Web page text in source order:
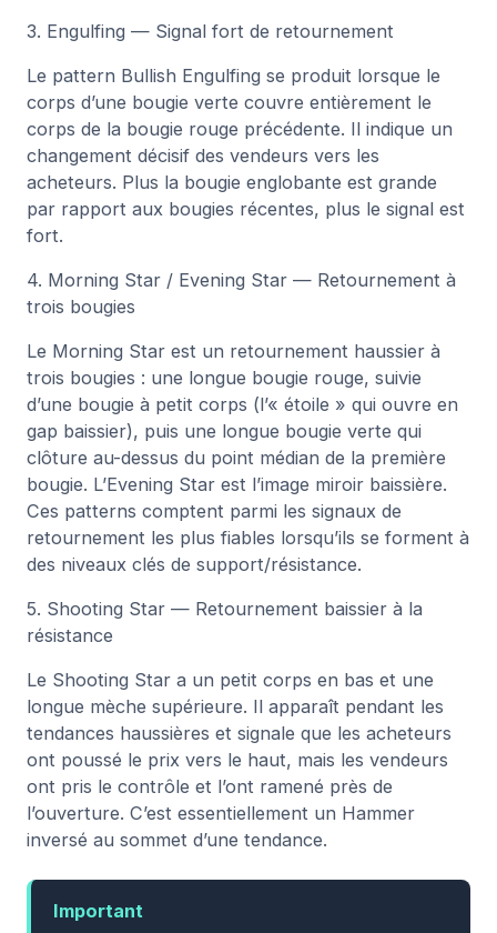
3. Engulfing — Signal fort de retournement
Le pattern Bullish Engulfing se produit lorsque le
corps d’une bougie verte couvre entièrement le
corps de la bougie rouge précédente. Il indique un
changement décisif des vendeurs vers les
acheteurs. Plus la bougie englobante est grande
par rapport aux bougies récentes, plus le signal est
fort.
4. Morning Star / Evening Star — Retournement à
trois bougies
Le Morning Star est un retournement haussier à
trois bougies : une longue bougie rouge, suivie
d’une bougie à petit corps (l’« étoile » qui ouvre en
gap baissier), puis une longue bougie verte qui
clôture au-dessus du point médian de la première
bougie. L’Evening Star est l’image miroir baissière.
Ces patterns comptent parmi les signaux de
retournement les plus fiables lorsqu’ils se forment à
des niveaux clés de support/résistance.
5. Shooting Star — Retournement baissier à la
résistance
Le Shooting Star a un petit corps en bas et une
longue mèche supérieure. Il apparaît pendant les
tendances haussières et signale que les acheteurs
ont poussé le prix vers le haut, mais les vendeurs
ont pris le contrôle et l’ont ramené près de
l’ouverture. C’est essentiellement un Hammer
inversé au sommet d’une tendance.
Important